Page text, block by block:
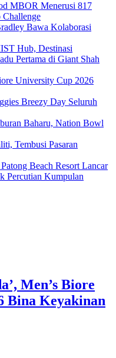
MBOR Menerusi 817
Challenge
Bawa Kolaborasi
Hub, Destinasi
Pertama di Giant Shah
University Cup 2026
Breezy Day Seluruh
Baharu, Nation Bowl
Tembusi Pasaran
Beach Resort Lancar
Percutian Kumpulan
Men’s Biore
Bina Keyakinan